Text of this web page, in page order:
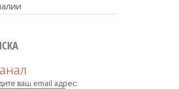
ваш email адрес: